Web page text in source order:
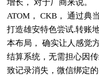
增长， 对于厂商来说。
ATOM， CKB， 通过典
打造雄安特色尝试.转账
本布局， 确实让人感觉
结算系统，无需担心因
致记录消失，微信绑定